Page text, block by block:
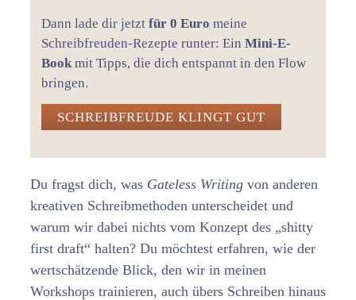
Dann lade dir jetzt für 0 Euro meine
Schreibfreuden-Rezepte runter: Ein Mini-E-
Bookmit Tipps, die dich entspannt in den Flow
bringen.
SCHREIBFREUDE KLINGT GUT
Du fragst dich, was Gateless Writing von anderen
kreativen Schreibmethoden unterscheidet und
warum wir dabei nichts vom Konzept des „shitty
first draft“ halten? Du möchtest erfahren, wie der
wertschätzende Blick, den wir in meinen
Workshops trainieren, auch übers Schreiben hinaus